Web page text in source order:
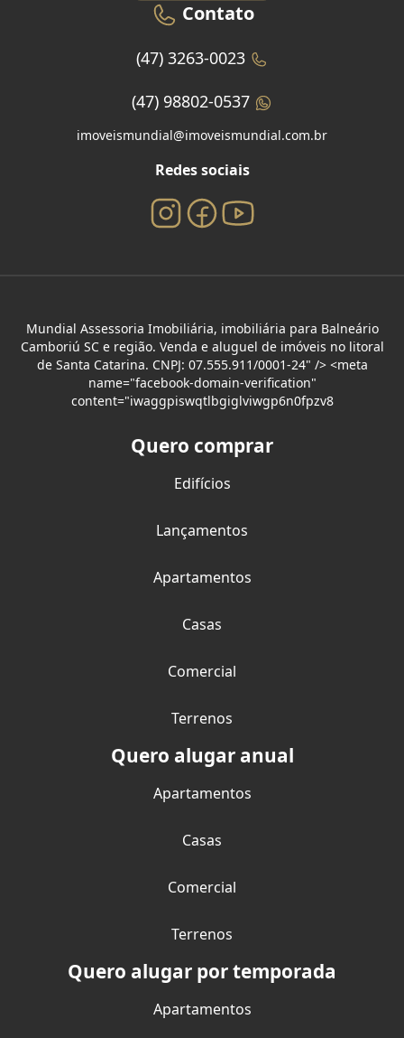
Contato
(47) 3263-0023
(47) 98802-0537
imoveismundial@imoveismundial.com.br
Redes sociais
Mundial Assessoria Imobiliária, imobiliária para Balneário
Camboriú SC e região. Venda e aluguel de imóveis no litoral
de Santa Catarina. CNPJ: 07.555.911/0001-24" /> <meta
name="facebook-domain-verification"
content="iwaggpiswqtlbgiglviwgp6n0fpzv8
Quero comprar
Edifícios
Lançamentos
Apartamentos
Casas
Comercial
Terrenos
Quero alugar anual
Apartamentos
Casas
Comercial
Terrenos
Quero alugar por temporada
Apartamentos